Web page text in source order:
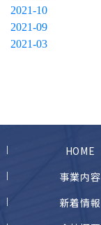
2021-10
2021-09
2021-03
HOME
事業内容
新着情報